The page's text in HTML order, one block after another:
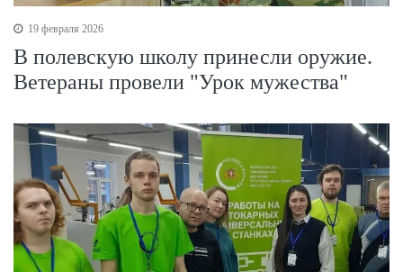
19 февраля 2026
В полевскую школу принесли оружие.
Ветераны провели "Урок мужества"